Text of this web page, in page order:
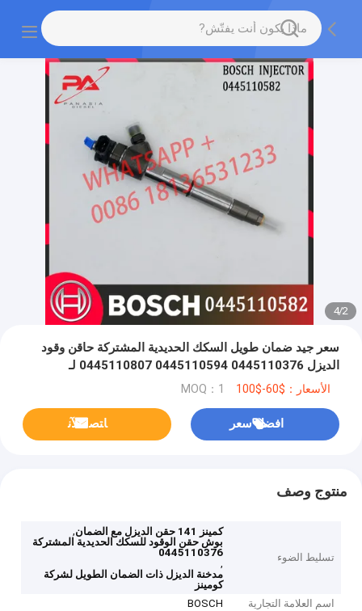
2
/
4
سعر جيد ضمان طويل السكك الحديدية المشتركة حاقن وقود
الديزل 0445110376 0445110594 0445110807 لـ
Cummins 141
الأسعار：$60-$100 MOQ：1
افضل سعر ﺎﺘﺼﻟ ﺍﻶﻧ
منتوج وصف
تسليط الضوء
كمينز 141 حقن الديزل مع الضمان
,
بوش حقن الوقود للسكك الحديدية المشتركة
0445110376
,
مدخنة الديزل ذات الضمان الطويل لشركة
كومينز
اسم العلامة التجارية
BOSCH